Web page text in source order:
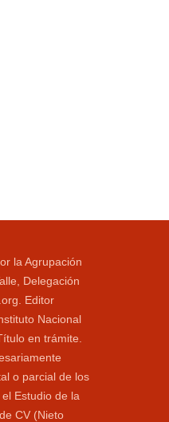
la Agrupación
Delegación
Editor
Nacional
en trámite.
o parcial de los
Estudio de la
CV (Nieto